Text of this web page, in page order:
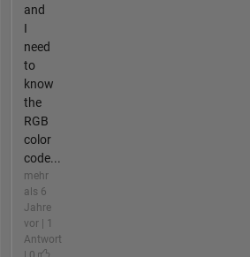
and
I
need
to
know
the
RGB
color
code...
mehr
als 6
Jahre
vor | 1
Antwort